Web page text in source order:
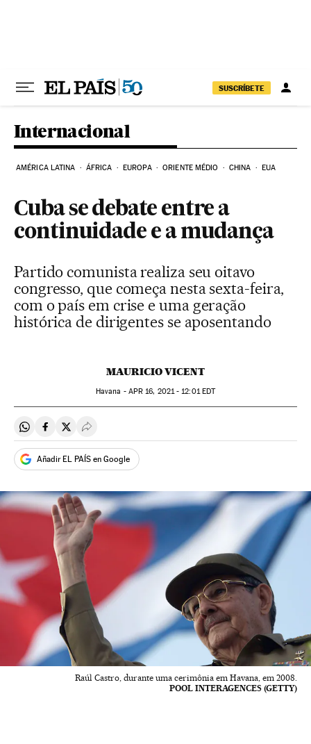
SUSCRÍBETE
Internacional
AMÉRICA LATINA ÁFRICA EUROPA ORIENTE MÉDIO CHINA EUA
Cuba se debate entre a
continuidade e a mudança
Partido comunista realiza seu oitavo
congresso, que começa nesta sexta-feira,
com o país em crise e uma geração
histórica de dirigentes se aposentando
MAURICIO VICENT
Havana - APR 16, 2021 - 12:01EDT
Compartir en Whatsapp
Compartir en Facebook
Compartir en Twitter
Desplegar Redes Sociales
Añadir EL PAÍS en Google
Raúl Castro, durante uma cerimônia em Havana, em 2008.
POOL INTERAGENCES (GETTY)